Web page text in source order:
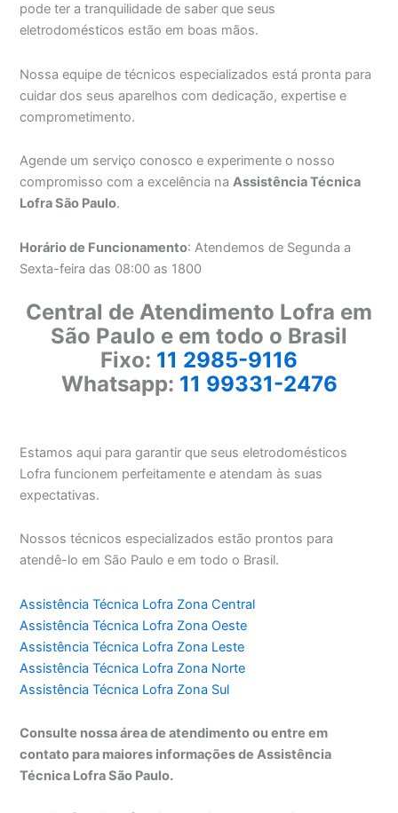
pode ter a tranquilidade de saber que seus
eletrodomésticos estão em boas mãos.
Nossa equipe de técnicos especializados está pronta para
cuidar dos seus aparelhos com dedicação, expertise e
comprometimento.
Agende um serviço conosco e experimente o nosso
compromisso com a excelência naAssistência Técnica
Lofra São Paulo.
Horário de Funcionamento: Atendemos de Segunda a
Sexta-feira das 08:00 as 1800
Central de Atendimento Lofra em
São Paulo e em todo o Brasil
Fixo: 11 2985-9116
Whatsapp: 11 99331-2476
Estamos aqui para garantir que seus eletrodomésticos
Lofra funcionem perfeitamente e atendam às suas
expectativas.
Nossos técnicos especializados estão prontos para
atendê-lo em São Paulo e em todo o Brasil.
Assistência Técnica Lofra Zona Central
Assistência Técnica Lofra Zona Oeste
Assistência Técnica Lofra Zona Leste
Assistência Técnica Lofra Zona Norte
Assistência Técnica Lofra Zona Sul
Consulte nossa área de atendimento ou entre em
contato para maiores informações de Assistência
Técnica Lofra São Paulo.